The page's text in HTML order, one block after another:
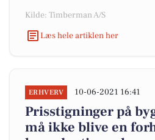
Kilde: Timberman A/S
Læs hele artiklen her
ERHVERV 10-06-2021 16:41
Prisstigninger på
må ikke blive en